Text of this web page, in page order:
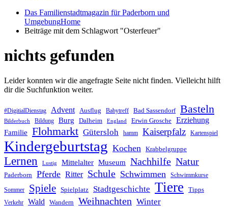
Das Familienstadtmagazin für Paderborn und
UmgebungHome
Beiträge mit dem Schlagwort "Osterfeuer"
nichts gefunden
Leider konnten wir die angefragte Seite nicht finden. Vielleicht hilft
dir die Suchfunktion weiter.
#DigitialDienstag Advent Ausflug Babytreff Bad Sassendorf Basteln
Bilderbuch Bildung Burg Dalheim England Erwin Grosche Erziehung
Familie Flohmarkt Gütersloh hamm Kaiserpfalz Kartenspiel
Kindergeburtstag Kochen Krabbelgruppe
Lernen Lustig Mittelalter Museum Nachhilfe Natur
Paderborn Pferde Ritter Schule Schwimmen Schwimmkurse
Sommer Spiele Spielplatz Stadtgeschichte Tiere Tipps
Verkehr Wald Wandern Weihnachten Winter